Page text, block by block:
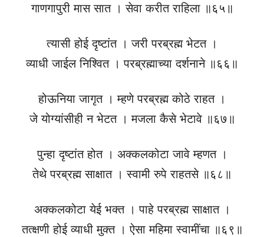
गाणगापुरी मास सात । सेवा करीत राहिला ॥६५॥
त्यासी होई दृष्टांत । जरी परब्रह्म भेटत ।
व्याधी जाईल निश्वित । परब्रह्माच्या दर्शनाने ॥६६॥
होऊनिया जागृत । म्हणे परब्रह्म कोठे राहत ।
जे योग्यांसीही न भेटत । मजला कैसे भेटावे ॥६७॥
पुन्हा दृष्टांत होत । अक्कलकोटा जावे म्हणत ।
तेथे परब्रह्म साक्षात । स्वामी रुपे राहतसे ॥६८॥
अक्कलकोटा येई भक्त । पाहे परब्रह्म साक्षात ।
तत्‍क्षणी होई व्याधी मुक्त । ऐसा महिमा स्वामींचा ॥६९॥